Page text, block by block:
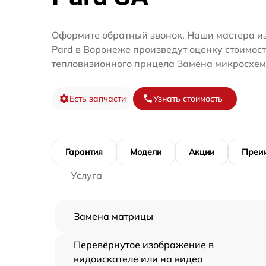
Оформите обратный звонок. Наши мастера
Pard в Воронеже произведут оценку
тепловизионного прицела Замена
Есть запчасти Узнать стоимость
Гарантия Модели Акции
Услуга
Замена матрицы
Перевёрнутое изображение в
видоискателе или на видео